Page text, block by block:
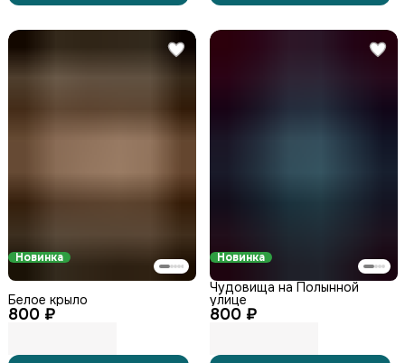
Новинка
800 ₽
Белое крыло
Новинка
800 ₽
Чудовища на Полынной
улице